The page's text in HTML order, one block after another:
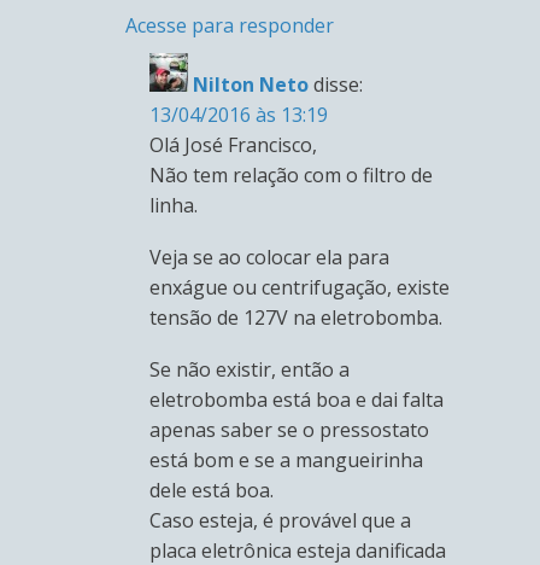
Acesse para responder
Nilton Netodisse:
13/04/2016 às 13:19
Olá José Francisco,
Não tem relação com o filtro de
linha.
Veja se ao colocar ela para
enxágue ou centrifugação, existe
tensão de 127V na eletrobomba.
Se não existir, então a
eletrobomba está boa e dai falta
apenas saber se o pressostato
está bom e se a mangueirinha
dele está boa.
Caso esteja, é provável que a
placa eletrônica esteja danificada